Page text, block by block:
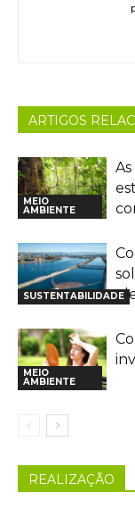
ARTIGOS
MEIO
AMBIENTE
SUSTENTABILIDADE
MEIO
AMBIENTE
REALIZAÇÃO